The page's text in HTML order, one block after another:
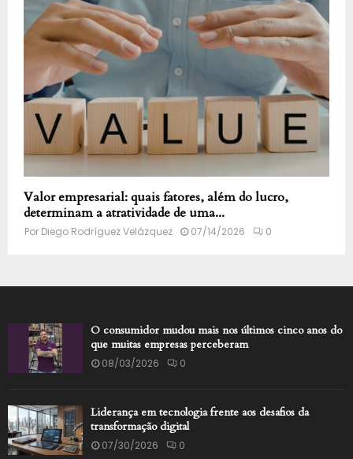
Valor empresarial: quais fatores, além do lucro,
determinam a atratividade de uma...
Por Diego Rodríguez Velázquez 07/14/2026 0
O consumidor mudou mais nos últimos cinco anos do
que muitas empresas perceberam
08/03/2026 0
Liderança em tecnologia frente aos desafios da
transformação digital
07/30/2026 0